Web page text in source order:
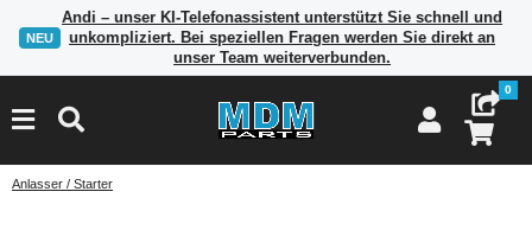
NEU
Andi – unser KI-Telefonassistent unterstützt Sie schnell und
unkompliziert. Bei speziellen Fragen werden Sie direkt an
unser Team weiterverbunden.
0
Anlasser / Starter